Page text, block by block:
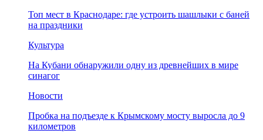
Топ мест в Краснодаре: где устроить шашлыки с баней
на праздники
Культура
На Кубани обнаружили одну из древнейших в мире
синагог
Новости
Пробка на подъезде к Крымскому мосту выросла до 9
километров